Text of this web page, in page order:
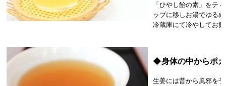
「ひやし飴の素」をテ
ップに移しお湯でゆる
冷蔵庫にて冷やしてお
◆身体の中からポ
生姜には昔から風邪を